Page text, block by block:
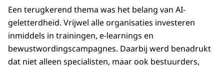
Een terugkerend thema was het belang van AI-
geletterdheid. Vrijwel alle organisaties investeren
inmiddels in trainingen, e-learnings en
bewustwordingscampagnes. Daarbij werd benadrukt
dat niet alleen specialisten, maar ook bestuurders,